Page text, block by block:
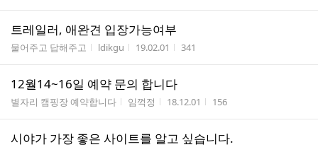
트레일러, 애완견 입장가능여부
게시판명
물어주고 답해주고 작성자
ldikgu 작성시간
19.02.01 조회수
341
12월14~16일 예약 문의 합니다
게시판명
별자리 캠핑장 예약합니다 작성자
임꺽정 작성시간
18.12.01 조회수
156
시야가 가장 좋은 사이트를 알고 싶습니다.